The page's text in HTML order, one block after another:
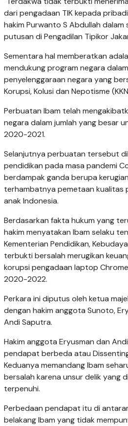
dari pengadaan TIK kepada
hakim Purwanto S Abdullah dalam
putusan di Pengadilan Tipikor
Sementara hal memberatkan
mendukung program negara
penyelenggaraan negara yang
Korupsi, Kolusi dan Nepotisme
Perbuatan Ibam telah
negara dalam jumlah yang besar
2020-2021.
Selanjutnya perbuatan tersebut
pendidikan pada masa pandemi
berdampak ganda berupa
terhambatnya pemetaan kualitas
anak Indonesia.
Berdasarkan fakta hukum yang
hakim menyatakan Ibam selaku
Kementerian Pendidikan,
terbukti bersalah merugikan
korupsi pengadaan laptop
2020-2022.
Perkara ini diputus oleh ketua
dengan hakim anggota Sunoto,
Andi Saputra.
Hakim anggota Eryusman dan
pendapat berbeda atau
Keduanya memandang Ibam
bersalah karena unsur delik yang
terpenuhi.
Perbedaan pendapat itu di
belakang Ibam yang tidak